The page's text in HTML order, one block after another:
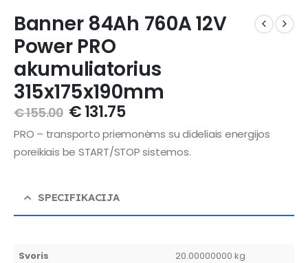
Banner 84Ah 760A 12V
Power PRO
akumuliatorius
315x175x190mm
€155.00 €131.75
PRO – transporto priemonėms su dideliais energijos
poreikiais be START/STOP sistemos.
SPECIFIKACIJA
Svoris
20.00000000 kg